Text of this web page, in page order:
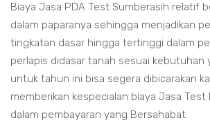
Biaya Jasa PDA Test Sumberasih relatif
dalam paparanya sehingga menjadikan
tingkatan dasar hingga tertinggi dalam
perlapis didasar tanah sesuai kebutuhan
untuk tahun ini bisa segera dibicarakan
memberikan kespecialan biaya Jasa Test
dalam pembayaran yang Bersahabat.